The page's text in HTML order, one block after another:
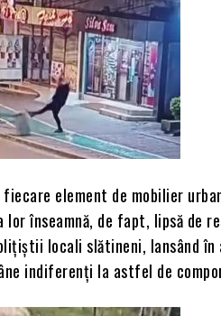
element de mobilier
înseamnă, de fapt, lipsă de
locali slătineni, lansând în
indiferenți la astfel de